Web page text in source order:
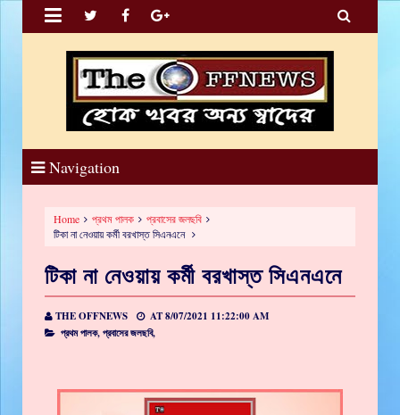
 
Navigation
Home প্রথম পালক
প্রবাসের জলছবি
টিকা না নেওয়ায় কর্মী বরখাস্ত সিএনএনে
টিকা না নেওয়ায় কর্মী বরখাস্ত সিএনএনে
THE OFFNEWS AT8/07/2021 11:22:00 AM
প্রথম পালক,প্রবাসের জলছবি,